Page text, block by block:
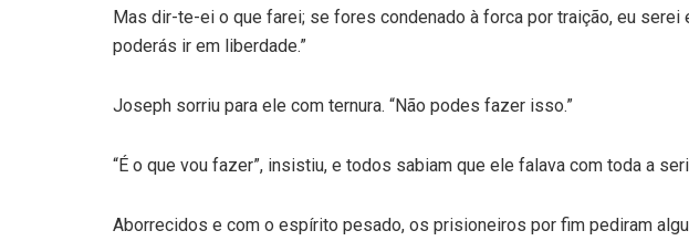
Mas dir-te-ei o que farei; se fores condenado à forca por traição, eu serei
poderás ir em liberdade.”
Joseph sorriu para ele com ternura. “Não podes fazer isso.”
“É o que vou fazer”, insistiu, e todos sabiam que ele falava com toda a
Aborrecidos e com o espírito pesado, os prisioneiros por fim pediram